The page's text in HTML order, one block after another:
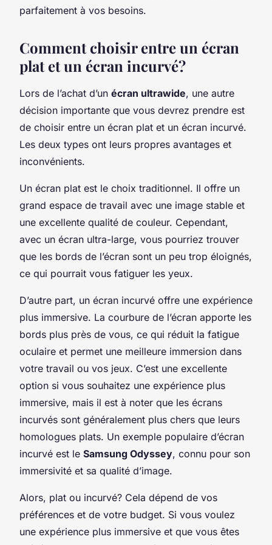
parfaitement à vos besoins.
Comment choisir entre un écran
plat et un écran incurvé?
Lors de l’achat d’un écran ultrawide, une autre
décision importante que vous devrez prendre est
de choisir entre un écran plat et un écran incurvé.
Les deux types ont leurs propres avantages et
inconvénients.
Un écran plat est le choix traditionnel. Il offre un
grand espace de travail avec une image stable et
une excellente qualité de couleur. Cependant,
avec un écran ultra-large, vous pourriez trouver
que les bords de l’écran sont un peu trop éloignés,
ce qui pourrait vous fatiguer les yeux.
D’autre part, un écran incurvé offre une expérience
plus immersive. La courbure de l’écran apporte les
bords plus près de vous, ce qui réduit la fatigue
oculaire et permet une meilleure immersion dans
votre travail ou vos jeux. C’est une excellente
option si vous souhaitez une expérience plus
immersive, mais il est à noter que les écrans
incurvés sont généralement plus chers que leurs
homologues plats. Un exemple populaire d’écran
incurvé est le Samsung Odyssey, connu pour son
immersivité et sa qualité d’image.
Alors, plat ou incurvé? Cela dépend de vos
préférences et de votre budget. Si vous voulez
une expérience plus immersive et que vous êtes